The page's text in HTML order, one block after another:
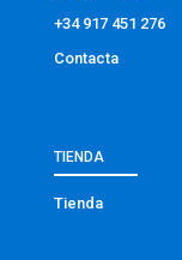
+34 917 451 276
Contacta
TIENDA
Tienda